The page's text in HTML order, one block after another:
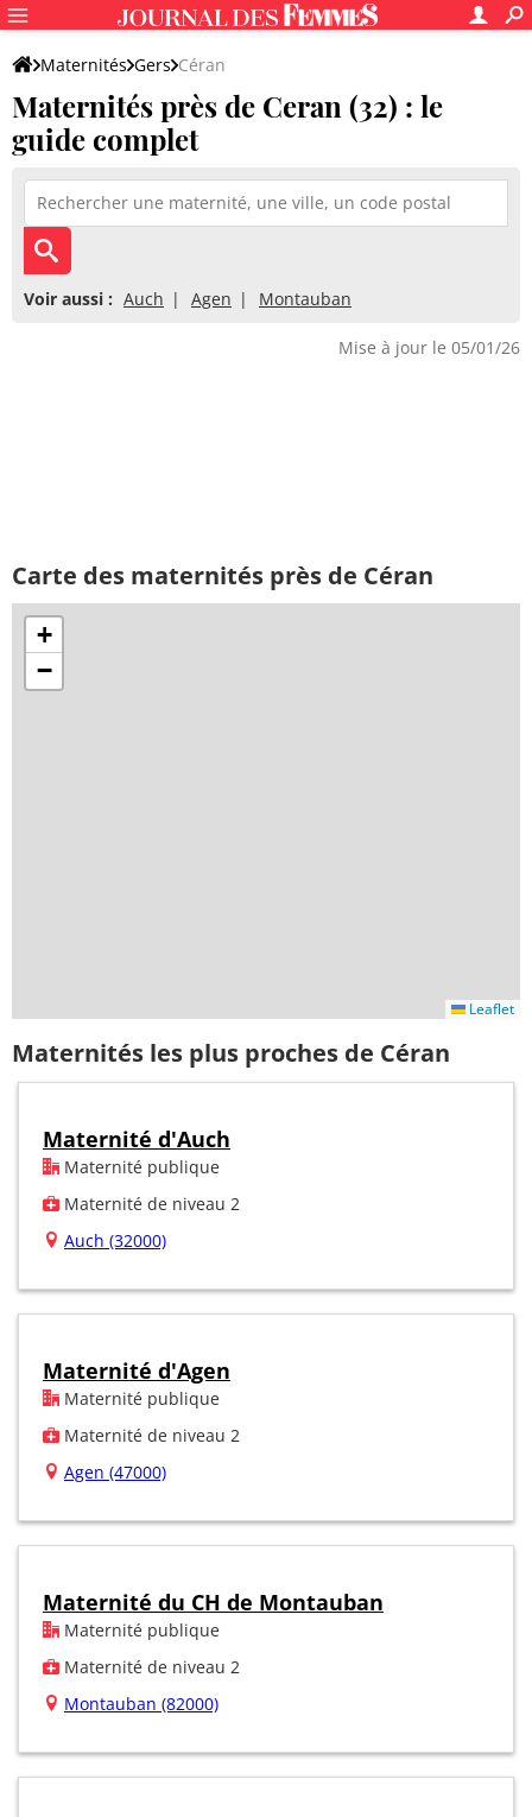
Maternités Gers Céran
Maternités près de Ceran (32) : le
guide complet
Voir aussi : Auch Agen Montauban
Mise à jour le 05/01/26
Carte des maternités près de Céran
+
−
Leaflet
Maternités les plus proches de Céran
Maternité d'Auch
Maternité publique
Maternité de niveau 2
Auch (32000)
Maternité d'Agen
Maternité publique
Maternité de niveau 2
Agen (47000)
Maternité du CH de Montauban
Maternité publique
Maternité de niveau 2
Montauban (82000)